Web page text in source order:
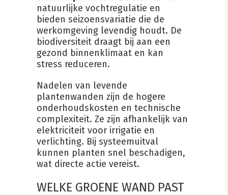
natuurlijke vochtregulatie en
bieden seizoensvariatie die de
werkomgeving levendig houdt. De
biodiversiteit draagt bij aan een
gezond binnenklimaat en kan
stress reduceren.
Nadelen van levende
plantenwanden zijn de hogere
onderhoudskosten en technische
complexiteit. Ze zijn afhankelijk van
elektriciteit voor irrigatie en
verlichting. Bij systeemuitval
kunnen planten snel beschadigen,
wat directe actie vereist.
WELKE GROENE WAND PAST